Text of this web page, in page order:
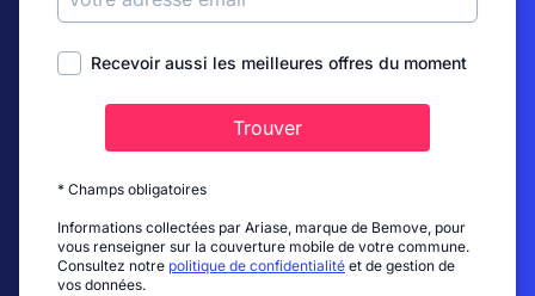
Recevoir aussi les meilleures offres du moment
Trouver
* Champs obligatoires
Informations collectées par Ariase, marque de Bemove, pour
vous renseigner sur la couverture mobile de votre commune.
Consultez notre politique de confidentialité et de gestion de
vos données.